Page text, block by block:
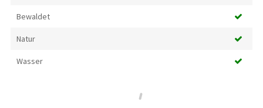
Bewaldet
Natur
Wasser